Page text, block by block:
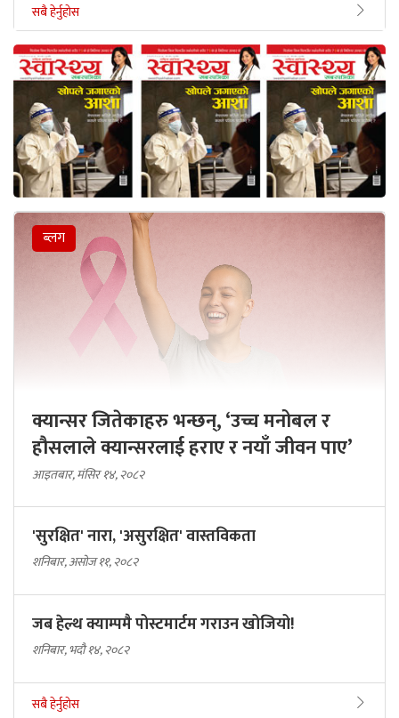
सबै हेर्नुहोस
ब्लग
क्यान्सर जितेकाहरु भन्छन्, ‘उच्च मनोबल र
हौसलाले क्यान्सरलाई हराए र नयाँ जीवन पाए’
आइतबार, मंसिर १४, २०८२
'सुरक्षित' नारा, 'असुरक्षित' वास्तविकता
शनिबार, असोज ११, २०८२
जब हेल्थ क्याम्पमै पोस्टमार्टम गराउन खोजियो!
शनिबार, भदौ १४, २०८२
सबै हेर्नुहोस